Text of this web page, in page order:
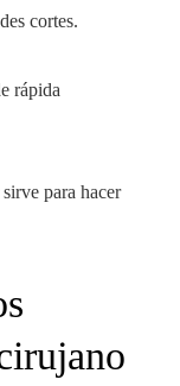
cortes.
rápida
para hacer